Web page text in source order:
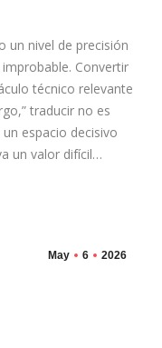
un nivel de precisión
Convertir
técnico relevante
traducir no es
espacio decisivo
un valor difícil…
May 6 2026